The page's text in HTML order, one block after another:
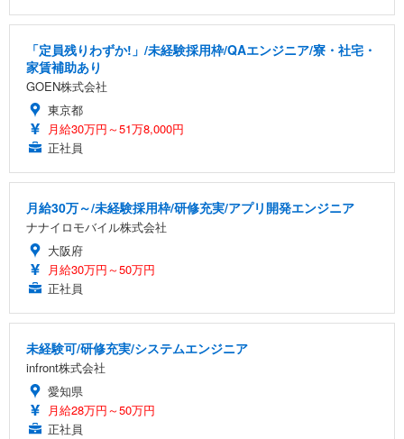
「定員残りわずか!」/未経験採用枠/QAエンジニア/寮・社宅・
家賃補助あり
GOEN株式会社
東京都
月給30万円～51万8,000円
正社員
月給30万～/未経験採用枠/研修充実/アプリ開発エンジニア
ナナイロモバイル株式会社
大阪府
月給30万円～50万円
正社員
未経験可/研修充実/システムエンジニア
infront株式会社
愛知県
月給28万円～50万円
正社員